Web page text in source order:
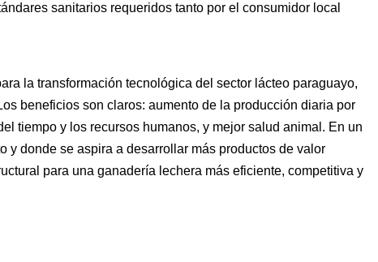
sanitarios requeridos tanto por el consumidor local
la transformación tecnológica del sector lácteo paraguayo,
beneficios son claros: aumento de la producción diaria por
tiempo y los recursos humanos, y mejor salud animal. En un
y donde se aspira a desarrollar más productos de valor
para una ganadería lechera más eficiente, competitiva y